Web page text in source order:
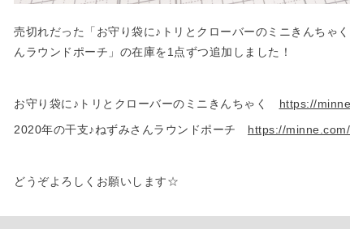
売切れだった「お守り袋に♪トリとクローバーのミニきんちゃ
んラウンドポーチ」の在庫を1点ずつ追加しました！
お守り袋に♪トリとクローバーのミニきんちゃく https://
2020年の干支♪ねずみさんラウンドポーチ https://
どうぞよろしくお願いします☆